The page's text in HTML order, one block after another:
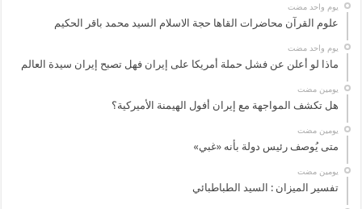
‏يوم واحد مضت
علوم القرآن محاضرات القاها حجة الاسلام السيد محمد باقر الحكيم
‏يوم واحد مضت
ماذا لو أعلن عن فشل حملة أمريكا على إيران فهل تصبح إيران سيدة العالم
‏يومين مضت
هل تكشف المواجهة مع إيران أفول الهيمنة الأميركية؟
‏يومين مضت
متى يُوصف رئيس دولة بأنه «غبي»
‏يومين مضت
تفسير الميزان : السيد الطباطبائي